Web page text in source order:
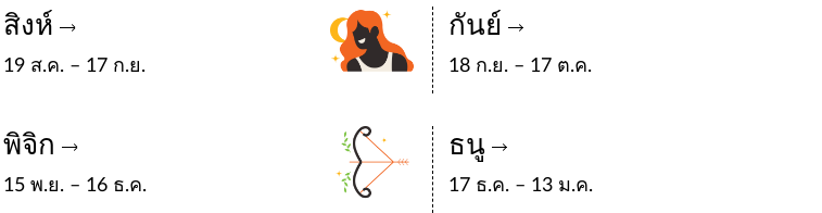
สิงห์
19 ส.ค. – 17 ก.ย.
กันย์
18 ก.ย. – 17 ต.ค.
พิจิก
15 พ.ย. – 16 ธ.ค.
ธนู
17 ธ.ค. – 13 ม.ค.